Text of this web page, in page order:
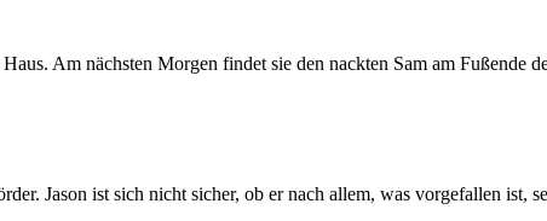
Am nächsten Morgen findet sie den nackten Sam am Fußende
Jason ist sich nicht sicher, ob er nach allem, was vorgefallen